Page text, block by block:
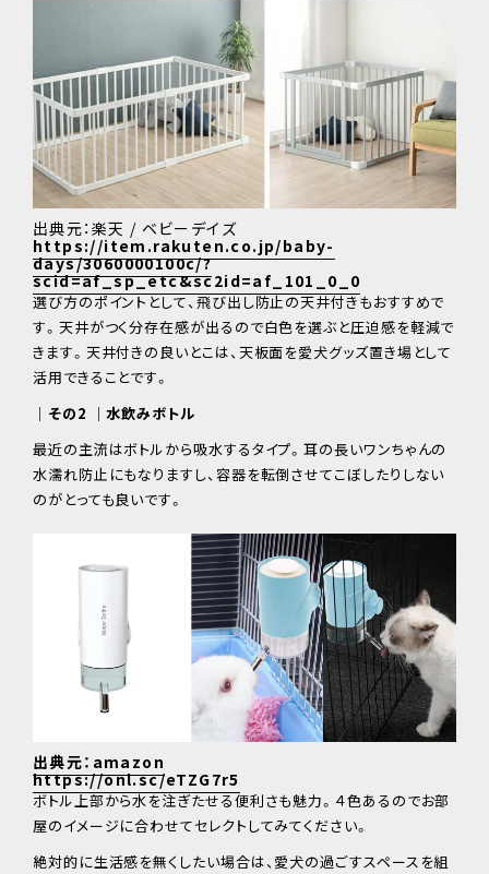
出典元：楽天 / ベビーデイズ
https://item.rakuten.co.jp/baby-
days/3060000100c/?
scid=af_sp_etc&sc2id=af_101_0_0
選び方のポイントとして、飛び出し防止の天井付きもおすすめで
す。天井がつく分存在感が出るので白色を選ぶと圧迫感を軽減で
きます。天井付きの良いとこは、天板面を愛犬グッズ置き場として
活用できることです。
｜その2 ｜水飲みボトル
最近の主流はボトルから吸水するタイプ。耳の長いワンちゃんの
水濡れ防止にもなりますし、容器を転倒させてこぼしたりしない
のがとっても良いです。
出典元：amazon
https://onl.sc/eTZG7r5
ボトル上部から水を注ぎたせる便利さも魅力。４色あるのでお部
屋のイメージに合わせてセレクトしてみてください。
絶対的に生活感を無くしたい場合は、愛犬の過ごすスペースを組